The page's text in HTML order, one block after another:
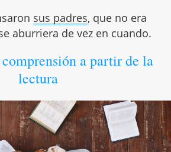
sus padres, que no era
aburriera de vez en cuando.
a partir de la
lectura